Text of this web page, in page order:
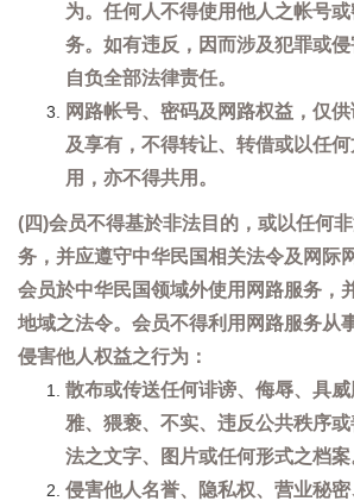
为。任何人不得使用他人之帐号
务。如有违反，因而涉及犯罪或
自负全部法律责任。
网路帐号、密码及网路权益，仅
及享有，不得转让、转借或以任
用，亦不得共用。
(四)会员不得基於非法目的，或以任何
务，并应遵守中华民国相关法令及网际
会员於中华民国领域外使用网路服务，
地域之法令。会员不得利用网路服务从
侵害他人权益之行为：
散布或传送任何诽谤、侮辱、具
雅、猥亵、不实、违反公共秩序
法之文字、图片或任何形式之档案
侵害他人名誉、隐私权、营业秘